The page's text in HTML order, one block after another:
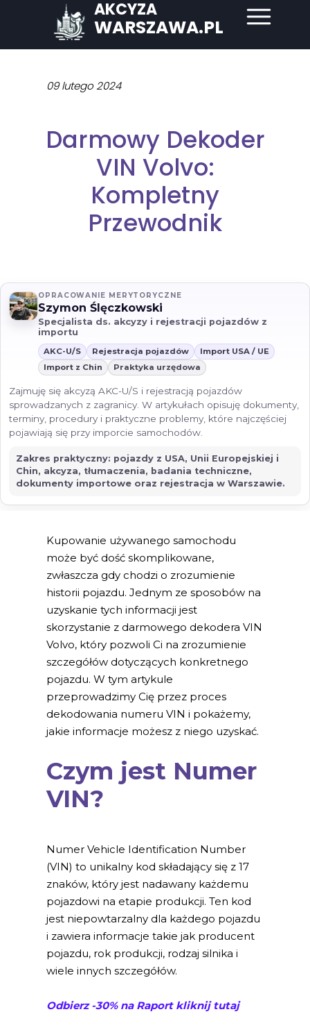
AKCYZA
WARSZAWA.PL
09 lutego 2024
Darmowy Dekoder
VIN Volvo:
Kompletny
Przewodnik
Kupowanie używanego samochodu
może być dość skomplikowane,
zwłaszcza gdy chodzi o zrozumienie
historii pojazdu. Jednym ze sposobów na
uzyskanie tych informacji jest
skorzystanie z darmowego dekodera VIN
Volvo, który pozwoli Ci na zrozumienie
szczegółów dotyczących konkretnego
pojazdu. W tym artykule
przeprowadzimy Cię przez proces
dekodowania numeru VIN i pokażemy,
jakie informacje możesz z niego uzyskać.
Czym jest Numer
VIN?
Numer Vehicle Identification Number
(VIN) to unikalny kod składający się z 17
znaków, który jest nadawany każdemu
pojazdowi na etapie produkcji. Ten kod
jest niepowtarzalny dla każdego pojazdu
i zawiera informacje takie jak producent
pojazdu, rok produkcji, rodzaj silnika i
wiele innych szczegółów.
Odbierz -30% na Raport kliknij tutaj
OPRACOWANIE MERYTORYCZNE
Szymon Ślęczkowski
Specjalista ds. akcyzy i rejestracji pojazdów z
importu
AKC-U/S Rejestracja pojazdów
Import USA / UE
Import z Chin
Praktyka urzędowa
Zajmuję się akcyzą AKC-U/S i rejestracją pojazdów
sprowadzanych z zagranicy. W artykułach opisuję dokumenty,
terminy, procedury i praktyczne problemy, które najczęściej
pojawiają się przy imporcie samochodów.
Zakres praktyczny: pojazdy z USA, Unii Europejskiej i
Chin, akcyza, tłumaczenia, badania techniczne,
dokumenty importowe oraz rejestracja w Warszawie.